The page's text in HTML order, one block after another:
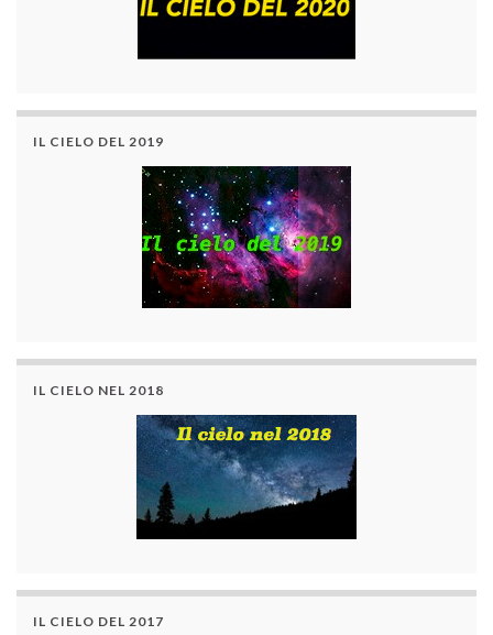
IL CIELO DEL 2019
IL CIELO NEL 2018
IL CIELO DEL 2017